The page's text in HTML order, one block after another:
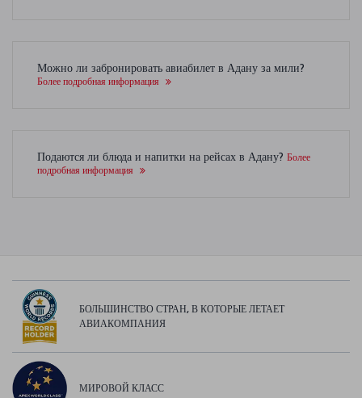
Можно ли забронировать авиабилет в Адану за мили?
Более подробная информация
Подаются ли блюда и напитки на рейсах в Адану? Более
подробная информация
БОЛЬШИНСТВО СТРАН, В КОТОРЫЕ ЛЕТАЕТ
АВИАКОМПАНИЯ
МИРОВОЙ КЛАСС